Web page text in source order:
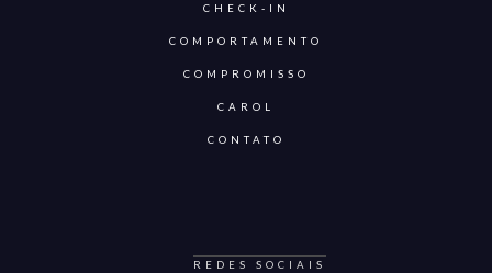
CHECK-IN
COMPORTAMENTO
COMPROMISSO
CAROL
CONTATO
REDES SOCIAIS